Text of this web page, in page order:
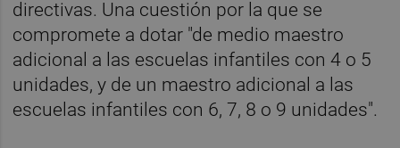
directivas. Una cuestión por la que se
compromete a dotar "de medio maestro
adicional a las escuelas infantiles con 4 o 5
unidades, y de un maestro adicional a las
escuelas infantiles con 6, 7, 8 o 9 unidades".